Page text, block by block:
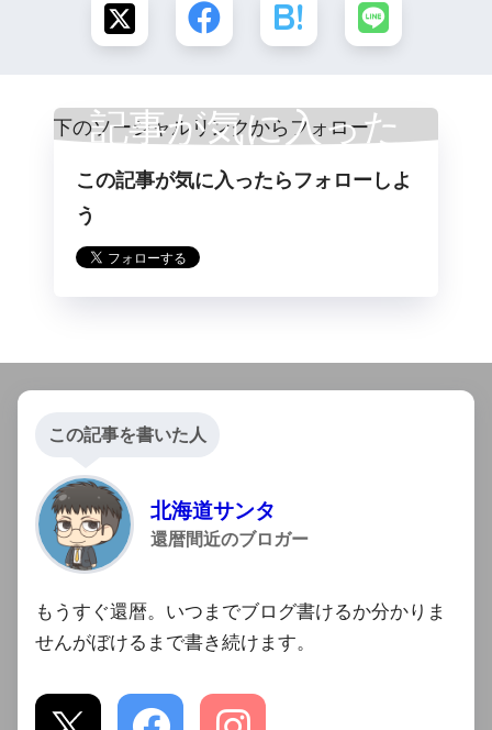
記事が気に入った
らフォロー
この記事が気に入ったらフォローしよ
う
この記事を書いた人
北海道サンタ
還暦間近のブロガー
もうすぐ還暦。いつまでブログ書けるか分かりま
せんがぼけるまで書き続けます。